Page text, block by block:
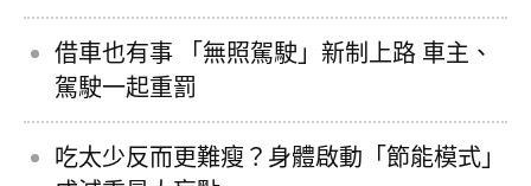
借車也有事 「無照駕駛」新制上路 車主、
駕駛一起重罰
吃太少反而更難瘦？身體啟動「節能模式」